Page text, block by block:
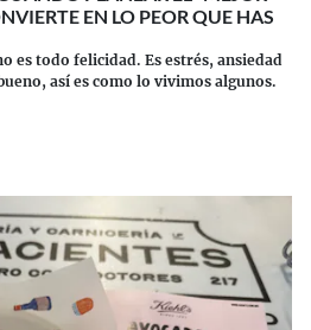
EN LO PEOR QUE HAS
es todo felicidad. Es estrés, ansiedad
así es como lo vivimos algunos.